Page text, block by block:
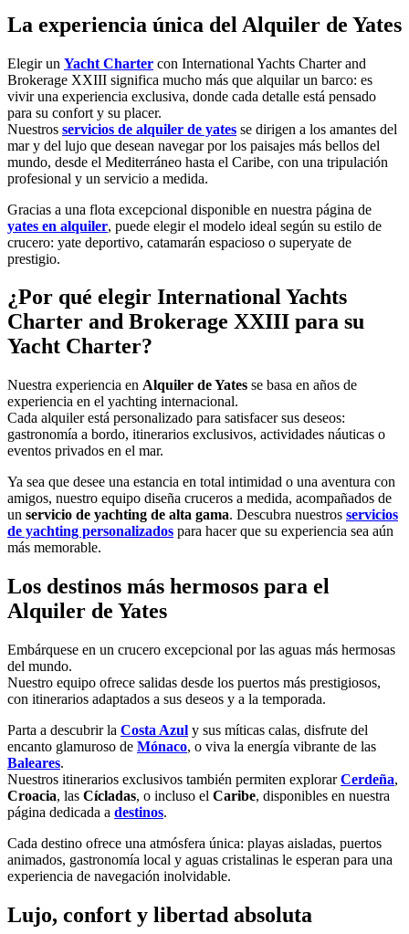
La experiencia única del Alquiler de Yates
Elegir un Yacht Charter con International Yachts Charter and
Brokerage XXIII significa mucho más que alquilar un barco: es
vivir una experiencia exclusiva, donde cada detalle está pensado
para su confort y su placer.
Nuestros servicios de alquiler de yates se dirigen a los amantes del
mar y del lujo que desean navegar por los paisajes más bellos del
mundo, desde el Mediterráneo hasta el Caribe, con una tripulación
profesional y un servicio a medida.
Gracias a una flota excepcional disponible en nuestra página de
yates en alquiler, puede elegir el modelo ideal según su estilo de
crucero: yate deportivo, catamarán espacioso o superyate de
prestigio.
¿Por qué elegir International Yachts
Charter and Brokerage XXIII para su
Yacht Charter?
Nuestra experiencia en Alquiler de Yates se basa en años de
experiencia en el yachting internacional.
Cada alquiler está personalizado para satisfacer sus deseos:
gastronomía a bordo, itinerarios exclusivos, actividades náuticas o
eventos privados en el mar.
Ya sea que desee una estancia en total intimidad o una aventura con
amigos, nuestro equipo diseña cruceros a medida, acompañados de
un servicio de yachting de alta gama. Descubra nuestros servicios
de yachting personalizados para hacer que su experiencia sea aún
más memorable.
Los destinos más hermosos para el
Alquiler de Yates
Embárquese en un crucero excepcional por las aguas más hermosas
del mundo.
Nuestro equipo ofrece salidas desde los puertos más prestigiosos,
con itinerarios adaptados a sus deseos y a la temporada.
Parta a descubrir la Costa Azul y sus míticas calas, disfrute del
encanto glamuroso de Mónaco, o viva la energía vibrante de las
Baleares.
Nuestros itinerarios exclusivos también permiten explorarCerdeña,
Croacia, las Cícladas, o incluso el Caribe, disponibles en nuestra
página dedicada a destinos.
Cada destino ofrece una atmósfera única: playas aisladas, puertos
animados, gastronomía local y aguas cristalinas le esperan para una
experiencia de navegación inolvidable.
Lujo, confort y libertad absoluta